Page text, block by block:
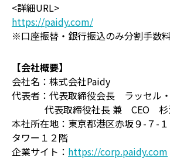
<詳細URL>
https://paidy.com/
※口座振替・銀行振込のみ分割手数料
【会社概要】
会社名：株式会社Paidy
代表者：代表取締役会長 ラッセル
代表取締役社長 兼 CEO 杉
本社所在地：東京都港区赤坂９-７-
タワー１２階
企業サイト： https://corp.paidy.com